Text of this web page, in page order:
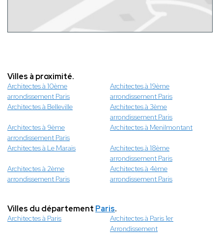
Villes à proximité.
Architectes à 10ème
arrondissement Paris
Architectes à 19ème
arrondissement Paris
Architectes à Belleville
Architectes à 3ème
arrondissement Paris
Architectes à 9ème
arrondissement Paris
Architectes à Menilmontant
Architectes à Le Marais
Architectes à 18ème
arrondissement Paris
Architectes à 2ème
arrondissement Paris
Architectes à 4ème
arrondissement Paris
Villes du département Paris.
Architectes à Paris
Architectes à Paris 1er
Arrondissement